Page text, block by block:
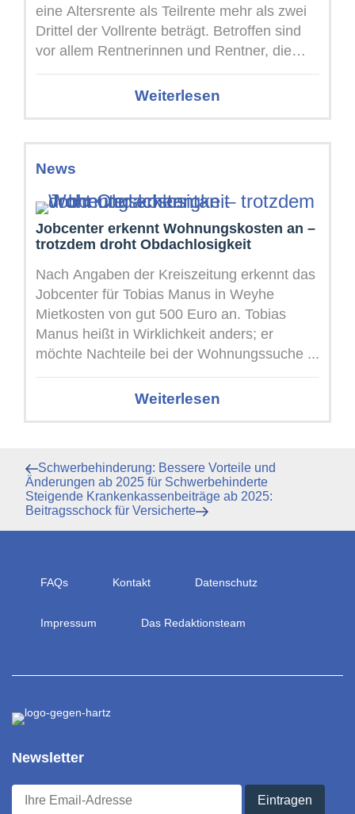
eine Altersrente als Teilrente mehr als zwei
Drittel der Vollrente beträgt. Betroffen sind
vor allem Rentnerinnen und Rentner, die
neben ...
Weiterlesen
News
Jobcenter erkennt Wohnungskosten an –
trotzdem droht Obdachlosigkeit
Nach Angaben der Kreiszeitung erkennt das
Jobcenter für Tobias Manus in Weyhe
Mietkosten von gut 500 Euro an. Tobias
Manus heißt in Wirklichkeit anders; er
möchte Nachteile bei der Wohnungssuche ...
Weiterlesen
Beitragsnavigation
Vorheriger
Beitrag
Schwerbehinderung: Bessere Vorteile und
Änderungen ab 2025 für Schwerbehinderte
Nächster
Beitrag
Steigende Krankenkassenbeiträge ab 2025:
Beitragsschock für Versicherte
FAQs Kontakt Datenschutz
Impressum Das Redaktionsteam
Newsletter